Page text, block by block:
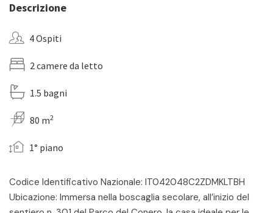
Descrizione
4 Ospiti
2 camere da letto
1.5 bagni
80 m2
1° piano
Codice Identificativo Nazionale: IT042048C2ZDMKLTBH
Ubicazione: Immersa nella boscaglia secolare, all’inizio del